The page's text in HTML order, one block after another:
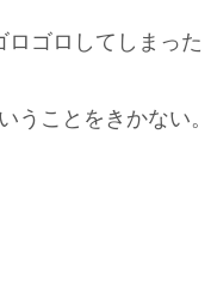
ロゴロしてしまった
うことをきかない。